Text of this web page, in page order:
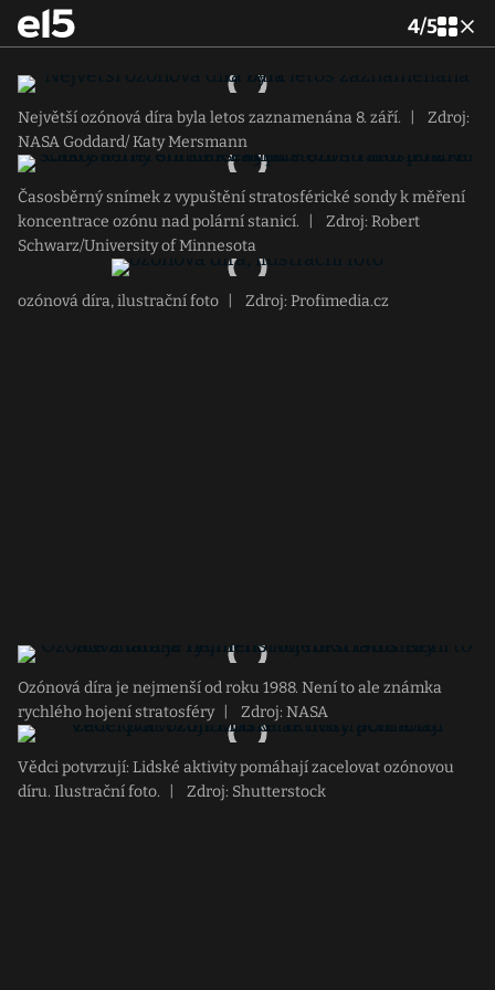
4/5
Největší ozónová díra byla letos zaznamenána 8. září.
Zdroj:
NASA Goddard/ Katy Mersmann
Časosběrný snímek z vypuštění stratosférické sondy k měření
koncentrace ozónu nad polární stanicí.
Zdroj: Robert
Schwarz/University of Minnesota
ozónová díra, ilustrační foto Zdroj: Profimedia.cz
Ozónová díra je nejmenší od roku 1988. Není to ale známka
rychlého hojení stratosféry
Zdroj: NASA
Vědci potvrzují: Lidské aktivity pomáhají zacelovat ozónovou
díru. Ilustrační foto.
Zdroj: Shutterstock